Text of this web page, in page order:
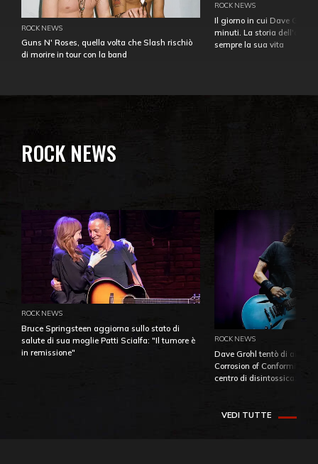
ROCK NEWS
Guns N' Roses, quella volta che Slash rischiò
di morire in tour con la band
ROCK NEWS
Il giorno in cui Dave
minuti. La storia
sempre la sua vita
ROCK NEWS
ROCK NEWS
Bruce Springsteen aggiorna sullo stato di
salute di sua moglie Patti Scialfa: "Il tumore è
in remissione"
ROCK NEWS
Dave Grohl tentò di
Corrosion of Conformity
centro di
VEDI TUTTE